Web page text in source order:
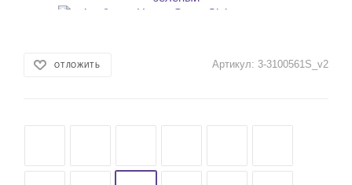
ОТЛОЖИТЬ Артикул: 3-3100561S_v2